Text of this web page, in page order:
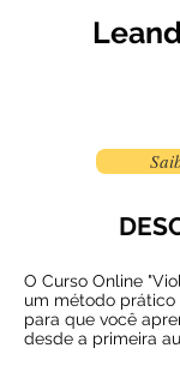
O Curso Online
um método prático
para que você
desde a primeira